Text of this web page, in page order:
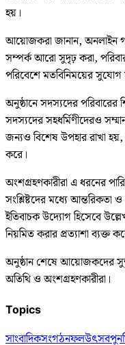
হয়।
আয়োজকরা জানান, অনলাইন
সম্পর্ক আরো সুদৃঢ় করা,
পরিবেশে মতবিনিময়ের
অনুষ্ঠানে সদস্যদের
সদস্যদের সহধর্মিণীদেরও
জন্যও বিশেষ উপহার রাখা
করে।
অংশগ্রহণকারীরা এ ধরনের
সংশ্লিষ্টদের মধ্যে
ইতিবাচক উদ্যোগ হিসেবে
নিয়মিত করার প্রত্যাশা ব্যক্ত
অনুষ্ঠান শেষে আয়োজকদের
অতিথি ও অংশগ্রহণকারীরা।
Topics
সাংবাদিকসংগঠনফলউৎসব